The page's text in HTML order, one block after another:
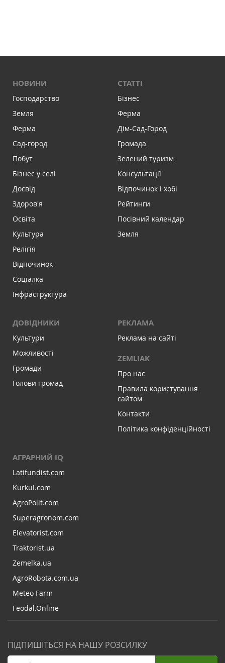
НОВИНИ
Господарство
Земля
Ферма
Сад-город
Побут
Бізнес у селі
Досвід
Здоров'я
Освіта
Культура
Релігія
Відпочинок
Соціалка
Інфраструктура
СТАТТІ
Бізнес
Ферма
Дім-Сад-Город
Громада
Зелений туризм
Консультації
Відпочинок і хобі
Рейтинги
Посівний календар
Земля
ДОВІДНИКИ
Культури
Можливості
Громади
Голови громад
РЕКЛАМА
Реклама на сайті
ZEMLIAK
Про нас
Правила користування
сайтом
Контакти
Політика конфіденційності
АГРАРНИЙ IQ
Latifundist.com
Kurkul.com
AgroPolit.com
Superagronom.com
Elevatorist.com
Traktorist.ua
Zemelka.ua
AgroRobota.com.ua
Meteo Farm
Feodal.Online
ПІДПИШІТЬСЯ НА НАШУ РОЗСИЛКУ